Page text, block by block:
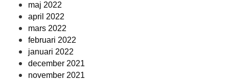
maj 2022
april 2022
mars 2022
februari 2022
januari 2022
december 2021
november 2021